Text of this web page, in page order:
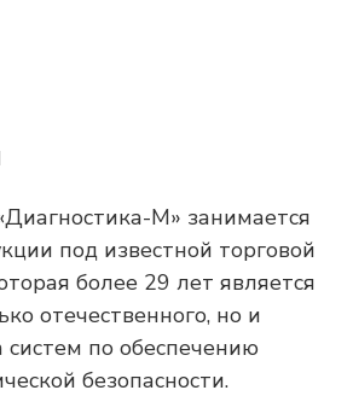
М» занимается
под известной торговой
более 29 лет является
отечественного, но и
по обеспечению
безопасности.